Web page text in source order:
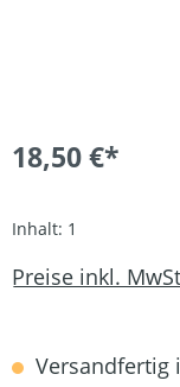
18,50 €*
Inhalt: 1
Preise inkl.
Versandfertig